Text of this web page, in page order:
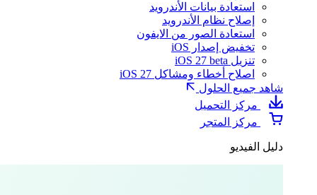
استعادة بيانات الأندرويد
إصلاح نظام الأندرويد
استعادة الصور من الايفون
تخفيض إصدار iOS
تنزيل iOS 27 beta
اصلاح أخطاء ومشاكل iOS 27
شاهد جميع الحلول
مركز التحميل
مركز المتجر
دليل الفيديو